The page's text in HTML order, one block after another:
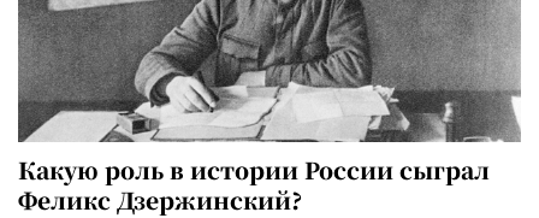
Какую роль в истории России сыграл
Феликс Дзержинский?